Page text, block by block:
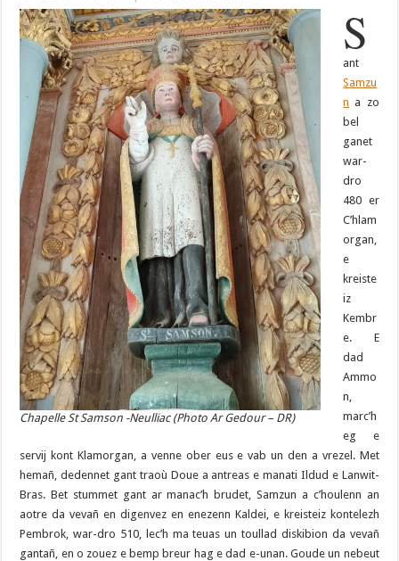
Chapelle St Samson -Neulliac (Photo Ar Gedour – DR)
S
ant
Samzu
n a zo
bel
ganet
war-
dro
480 er
C’hlam
organ,
e
kreiste
iz
Kembr
e. E
dad
Ammo
n,
marc’h
eg e
servij kont Klamorgan, a venne ober eus e vab un den a vrezel. Met
hemañ, dedennet gant traoù Doue a antreas e manati Ildud e Lanwit-
Bras. Bet stummet gant ar manac’h brudet, Samzun a c’houlenn an
aotre da vevañ en digenvez en enezenn Kaldei, e kreisteiz kontelezh
Pembrok, war-dro 510, lec’h ma teuas un toullad diskibion da vevañ
gantañ, en o zouez e bemp breur hag e dad e-unan. Goude un nebeut